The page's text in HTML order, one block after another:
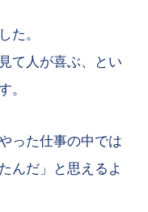
た。
て人が喜ぶ、とい
。
った仕事の中では
んだ」と思えるよ